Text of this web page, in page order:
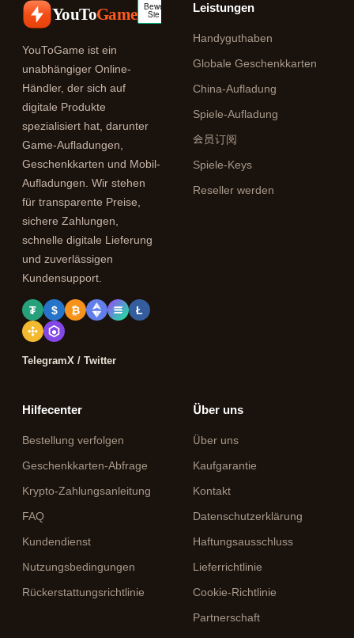
YouToGame
YouToGame ist ein
unabhängiger Online-
Händler, der sich auf
digitale Produkte
spezialisiert hat, darunter
Game-Aufladungen,
Geschenkkarten und Mobil-
Aufladungen. Wir stehen
für transparente Preise,
sichere Zahlungen,
schnelle digitale Lieferung
und zuverlässigen
Kundensupport.
₮ $ ₿ Ł
TelegramX / Twitter
Leistungen
Handyguthaben
Globale Geschenkkarten
China-Aufladung
Spiele-Aufladung
会员订阅
Spiele-Keys
Reseller werden
Hilfecenter
Bestellung verfolgen
Geschenkkarten-Abfrage
Krypto-Zahlungsanleitung
FAQ
Kundendienst
Nutzungsbedingungen
Rückerstattungsrichtlinie
Über uns
Über uns
Kaufgarantie
Kontakt
Datenschutzerklärung
Haftungsausschluss
Lieferrichtlinie
Cookie-Richtlinie
Partnerschaft